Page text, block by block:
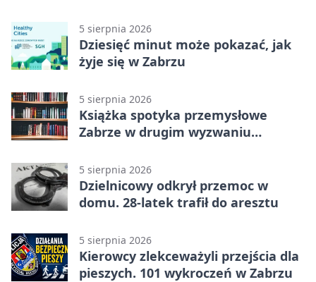
5 sierpnia 2026
Dziesięć minut może pokazać, jak
żyje się w Zabrzu
5 sierpnia 2026
Książka spotyka przemysłowe
Zabrze w drugim wyzwaniu
5 sierpnia 2026
Dzielnicowy odkrył przemoc w
domu. 28-latek trafił do aresztu
5 sierpnia 2026
Kierowcy zlekceważyli przejścia dla
pieszych. 101 wykroczeń w Zabrzu